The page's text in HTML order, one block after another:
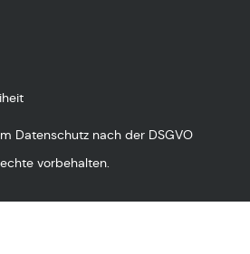
Datenschutz nach der DSGVO
vorbehalten.